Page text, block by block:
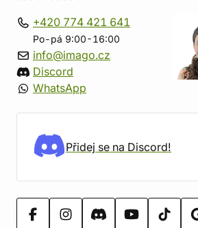
+420 774 421 641
Po-pá 9:00-16:00
info@imago.cz
Discord
WhatsApp
Přidej se na Discord!